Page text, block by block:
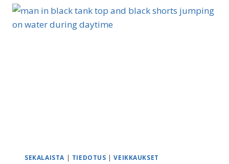
LOPPUTULOKSESTA.
SEKALAISTA | TIEDOTUS |VEIKKAUKSET